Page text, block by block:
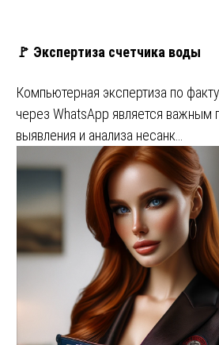
🚩 Экспертиза счетчика воды
Компьютерная экспертиза по
через WhatsApp является важным
выявления и анализа несанк…